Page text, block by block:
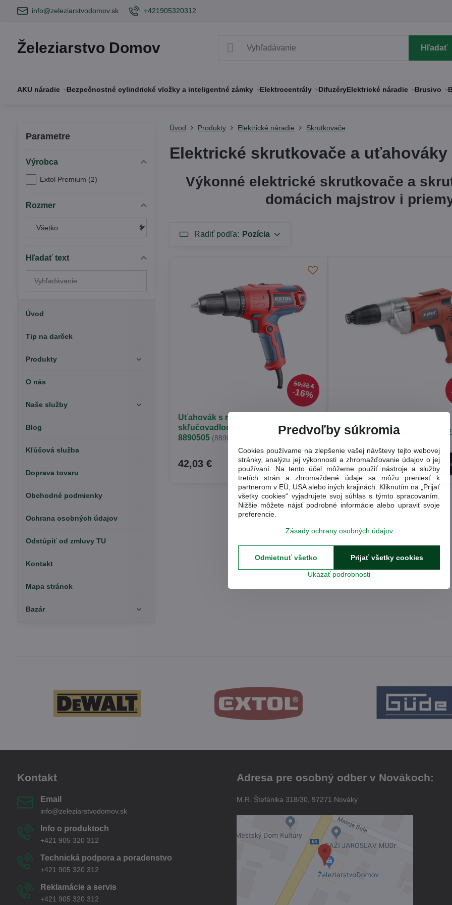
info@zeleziarstvodomov.sk +421905320312
Železiarstvo Domov Hľadať
AKU náradie Bezpečnostné cylindrické vložky a inteligentné zámky Elektrocentrály DifuzéryElektrické náradie Brusivo
Úvod Produkty Elektrické náradie Skrutkovače
Elektrické skrutkovače a uťahováky
Výkonné elektrické skrutkovače a
domácich majstrov i
Radiť podľa: Pozícia
50,22 €
16%
Uťahovák s rýchloupínacím
skľučovadlom EXTOL Premium
8890505 (8890505)
42,03 € Do košíka
Skrutkovač EXTOL ESD 500
58,65 € Do
Parametre
Výrobca
Extol Premium (2)
Rozmer
Hľadať text
výsledky
fulltextom
Úvod
Tip na darček
Produkty
O nás
Naše služby
Blog
Kľúčová služba
Doprava tovaru
Obchodné podmienky
Ochrana osobných údajov
Odstúpiť od zmluvy TU
Kontakt
Mapa stránok
Bazár
Kontakt
Email
info@zeleziarstvodomov.sk
Info o produktoch
+421 905 320 312
Technická podpora a poradenstvo
+421 905 320 312
Reklamácie a servis
+421 905 320 312
Adresa pre osobný odber v Novákoch:
M.R. Štefánika 318/30, 97271 Nováky
Predvoľby súkromia
Cookies používame na zlepšenie vašej návštevy tejto webovej
stránky, analýzu jej výkonnosti a zhromažďovanie údajov o jej
používaní. Na tento účel môžeme použiť nástroje a služby
tretích strán a zhromaždené údaje sa môžu preniesť k
partnerom v EÚ, USA alebo iných krajinách. Kliknutím na „Prijať
všetky cookies“ vyjadrujete svoj súhlas s týmto spracovaním.
Nižšie môžete nájsť podrobné informácie alebo upraviť svoje
preferencie.
Zásady ochrany osobných údajov
Ukázať podrobnosti
Prijať všetky cookies
Odmietnuť všetko